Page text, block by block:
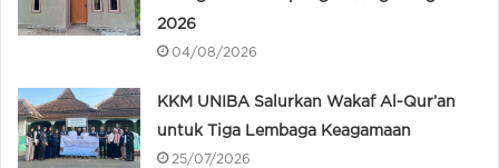
2026
04/08/2026
KKM UNIBA Salurkan Wakaf Al-Qur’an
untuk Tiga Lembaga Keagamaan
25/07/2026